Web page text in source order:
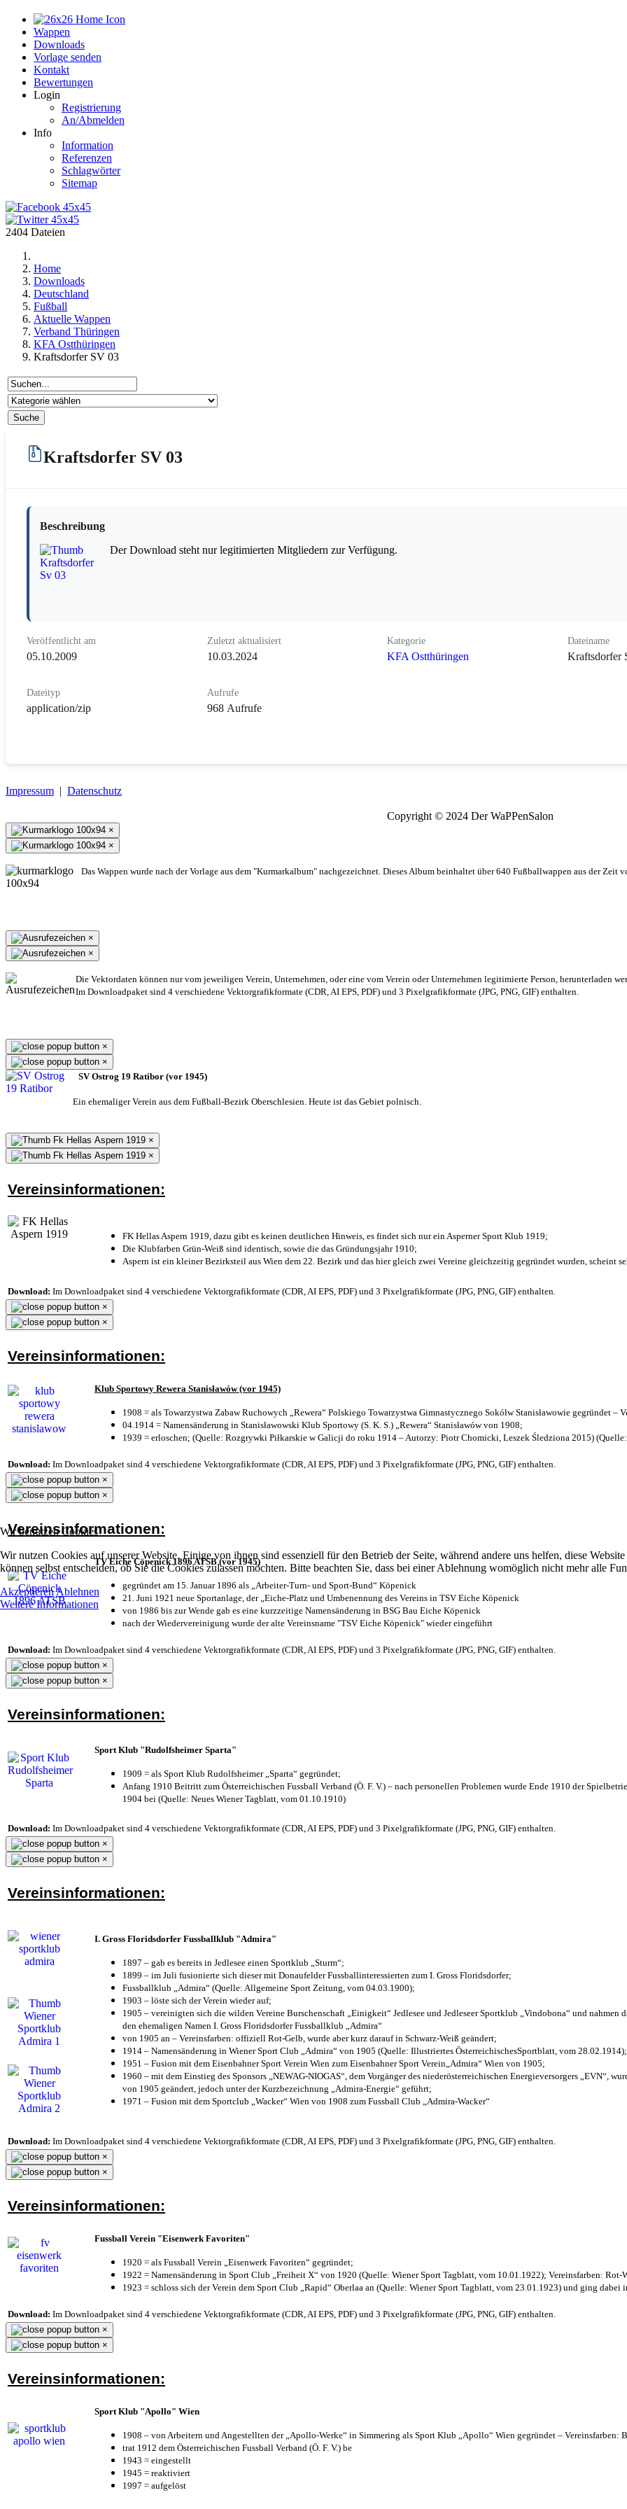
Wappen
Downloads
Vorlage senden
Kontakt
Bewertungen
Login
Registrierung
An/Abmelden
Info
Information
Referenzen
Schlagwörter
Sitemap
2404 Dateien
Home
Downloads
Deutschland
Fußball
Aktuelle Wappen
Verband Thüringen
KFA Ostthüringen
Kraftsdorfer SV 03
Kraftsdorfer SV 03
Beschreibung
Der Download steht nur legitimierten Mitgliedern zur Verfügung.
Veröffentlicht am
05.10.2009
Zuletzt aktualisiert
10.03.2024
Kategorie
KFA Ostthüringen
Dateiname
Kraftsdorfer
Dateityp
application/zip
Aufrufe
968 Aufrufe
Impressum | Datenschutz
Copyright © 2024 Der WaPPenSalon
Wir benutzen Cookies
Wir nutzen Cookies auf unserer Website. Einige von ihnen sind essenziell für den Betrieb der Seite, während andere uns helfen, diese
können selbst entscheiden, ob Sie die Cookies zulassen möchten. Bitte beachten Sie, dass bei einer Ablehnung womöglich nicht mehr alle
AkzeptierenAblehnen
Weitere Informationen
×
×
Das Wappen wurde nach der Vorlage aus dem "Kurmarkalbum" nachgezeichnet. Dieses Album beinhaltet über 640 Fußballwappen aus der Zeit
×
×
Die Vektordaten können nur vom jeweiligen Verein, Unternehmen, oder eine vom Verein oder Unternehmen legitimierte Person, herunterladen
Im Downloadpaket sind 4 verschiedene Vektorgrafikformate (CDR, AI EPS, PDF) und 3 Pixelgrafikformate (JPG, PNG, GIF) enthalten.
×
×
SV Ostrog 19 Ratibor (vor 1945)
Ein ehemaliger Verein aus dem Fußball-Bezirk Oberschlesien. Heute ist das Gebiet polnisch.
×
×
Vereinsinformationen:
FK Hellas Aspern 1919, dazu gibt es keinen deutlichen Hinweis, es findet sich nur ein Asperner Sport Klub 1919;
Die Klubfarben Grün-Weiß sind identisch, sowie die das Gründungsjahr 1910;
Aspern ist ein kleiner Bezirksteil aus Wien dem 22. Bezirk und das hier gleich zwei Vereine gleichzeitig gegründet wurden, scheint
Download: Im Downloadpaket sind 4 verschiedene Vektorgrafikformate (CDR, AI EPS, PDF) und 3 Pixelgrafikformate (JPG, PNG, GIF) enthalten.
×
×
Vereinsinformationen:
Klub Sportowy Rewera Stanisławów (vor 1945)
1908 = als Towarzystwa Zabaw Ruchowych „Rewera“ Polskiego Towarzystwa Gimnastycznego Sokółw Stanisławowie gegründet –
04.1914 = Namensänderung in Stanisławowski Klub Sportowy (S. K. S.) „Rewera“ Stanisławów von 1908;
1939 = erloschen; (Quelle: Rozgrywki Piłkarskie w Galicji do roku 1914 – Autorzy: Piotr Chomicki, Leszek Śledziona 2015) (Quelle:
Download: Im Downloadpaket sind 4 verschiedene Vektorgrafikformate (CDR, AI EPS, PDF) und 3 Pixelgrafikformate (JPG, PNG, GIF) enthalten.
×
×
Vereinsinformationen:
TV Eiche Cöpenick 1896 ATSB (vor 1945)
gegründet am 15. Januar 1896 als „Arbeiter-Turn- und Sport-Bund“ Köpenick
21. Juni 1921 neue Sportanlage, der „Eiche-Platz und Umbenennung des Vereins in TSV Eiche Köpenick
von 1986 bis zur Wende gab es eine kurzzeitige Namensänderung in BSG Bau Eiche Köpenick
nach der Wiedervereinigung wurde der alte Vereinsname "TSV Eiche Köpenick" wieder eingeführt
Download: Im Downloadpaket sind 4 verschiedene Vektorgrafikformate (CDR, AI EPS, PDF) und 3 Pixelgrafikformate (JPG, PNG, GIF) enthalten.
×
×
Vereinsinformationen:
Sport Klub "Rudolfsheimer Sparta"
1909 = als Sport Klub Rudolfsheimer „Sparta“ gegründet;
Anfang 1910 Beitritt zum Österreichischen Fussball Verband (Ö. F. V.) – nach personellen Problemen wurde Ende 1910 der
1904 bei (Quelle: Neues Wiener Tagblatt, vom 01.10.1910)
Download: Im Downloadpaket sind 4 verschiedene Vektorgrafikformate (CDR, AI EPS, PDF) und 3 Pixelgrafikformate (JPG, PNG, GIF) enthalten.
×
×
Vereinsinformationen:
I. Gross Floridsdorfer Fussballklub "Admira"
1897 – gab es bereits in Jedlesee einen Sportklub „Sturm“;
1899 – im Juli fusionierte sich dieser mit Donaufelder Fussballinteressierten zum I. Gross Floridsdorfer;
Fussballklub „Admira“ (Quelle: Allgemeine Sport Zeitung, vom 04.03.1900);
1903 – löste sich der Verein wieder auf;
1905 – vereinigten sich die wilden Vereine Burschenschaft „Einigkeit“ Jedlesee und Jedleseer Sportklub „Vindobona“ und nahmen
den ehemaligen Namen I. Gross Floridsdorfer Fussballklub „Admira“
von 1905 an – Vereinsfarben: offiziell Rot-Gelb, wurde aber kurz darauf in Schwarz-Weiß geändert;
1914 – Namensänderung in Wiener Sport Club „Admira“ von 1905 (Quelle: Illustriertes ÖsterreichischesSportblatt, vom 28.02.1914);
1951 – Fusion mit dem Eisenbahner Sport Verein Wien zum Eisenbahner Sport Verein„Admira“ Wien von 1905;
1960 – mit dem Einstieg des Sponsors „NEWAG-NIOGAS“, dem Vorgänger des niederösterreichischen Energieversorgers „EVN“,
von 1905 geändert, jedoch unter der Kurzbezeichnung „Admira-Energie“ geführt;
1971 – Fusion mit dem Sportclub „Wacker“ Wien von 1908 zum Fussball Club „Admira-Wacker“
Download: Im Downloadpaket sind 4 verschiedene Vektorgrafikformate (CDR, AI EPS, PDF) und 3 Pixelgrafikformate (JPG, PNG, GIF) enthalten.
×
×
Vereinsinformationen:
Fussball Verein "Eisenwerk Favoriten"
1920 = als Fussball Verein „Eisenwerk Favoriten“ gegründet;
1922 = Namensänderung in Sport Club „Freiheit X“ von 1920 (Quelle: Wiener Sport Tagblatt, vom 10.01.1922); Vereinsfarben: Rot-
1923 = schloss sich der Verein dem Sport Club „Rapid“ Oberlaa an (Quelle: Wiener Sport Tagblatt, vom 23.01.1923) und ging dabei
Download: Im Downloadpaket sind 4 verschiedene Vektorgrafikformate (CDR, AI EPS, PDF) und 3 Pixelgrafikformate (JPG, PNG, GIF) enthalten.
×
×
Vereinsinformationen:
Sport Klub "Apollo" Wien
1908 – von Arbeitern und Angestellten der „Apollo-Werke“ in Simmering als Sport Klub „Apollo“ Wien gegründet – Vereinsfarben:
trat 1912 dem Österreichischen Fussball Verband (Ö. F. V.) be
1943 = eingestellt
1945 = reaktiviert
1997 = aufgelöst